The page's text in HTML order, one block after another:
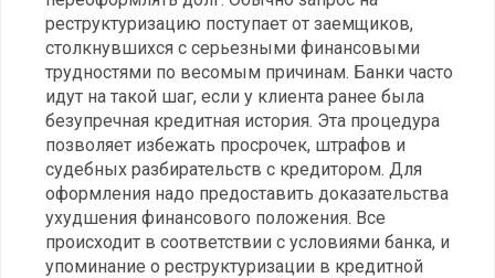
реструктуризацию поступает от заемщиков,
столкнувшихся с серьезными финансовыми
трудностями по весомым причинам. Банки часто
идут на такой шаг, если у клиента ранее была
безупречная кредитная история. Эта процедура
позволяет избежать просрочек, штрафов и
судебных разбирательств с кредитором. Для
оформления надо предоставить доказательства
ухудшения финансового положения. Все
происходит в соответствии с условиями банка, и
упоминание о реструктуризации в кредитной